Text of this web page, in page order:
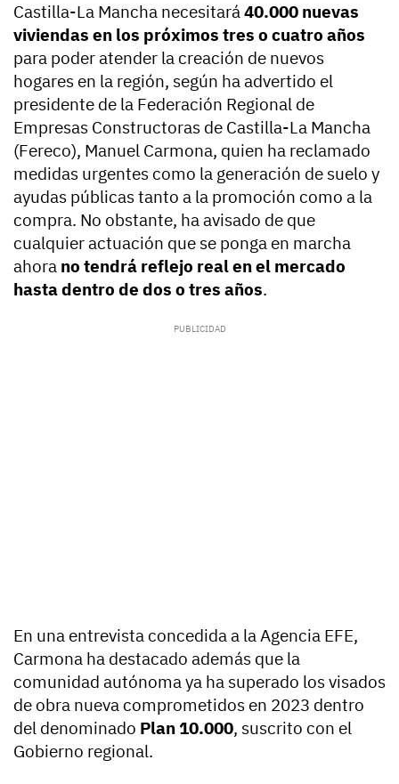
Castilla-La Mancha necesitará40.000 nuevas
viviendas en los próximos tres o cuatro años
para poder atender la creación de nuevos
hogares en la región, según ha advertido el
presidente de la Federación Regional de
Empresas Constructoras de Castilla-La Mancha
(Fereco), Manuel Carmona, quien ha reclamado
medidas urgentes como la generación de suelo y
ayudas públicas tanto a la promoción como a la
compra. No obstante, ha avisado de que
cualquier actuación que se ponga en marcha
ahora no tendrá reflejo real en el mercado
hasta dentro de dos o tres años.
En una entrevista concedida a la Agencia EFE,
Carmona ha destacado además que la
comunidad autónoma ya ha superado los visados
de obra nueva comprometidos en 2023 dentro
del denominado Plan 10.000, suscrito con el
Gobierno regional.